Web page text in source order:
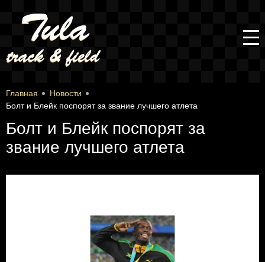
Главная
Новости
Болт и Блейк поспорят за звание лучшего атлета
Болт и Блейк поспорят за
звание лучшего атлета